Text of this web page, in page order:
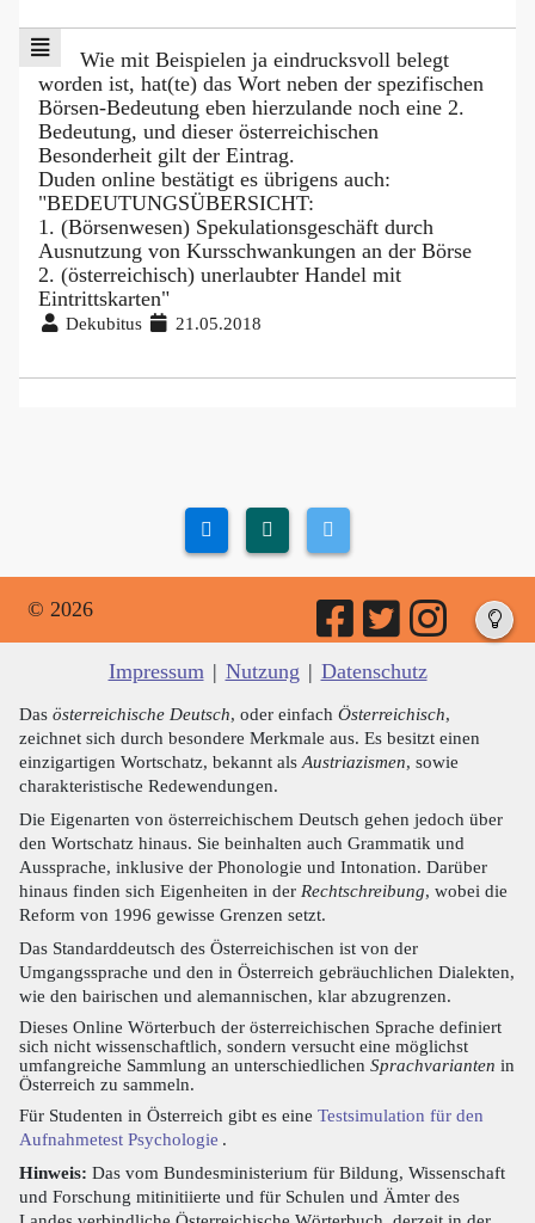
Wie mit Beispielen ja eindrucksvoll belegt
worden ist, hat(te) das Wort neben der spezifischen
Börsen-Bedeutung eben hierzulande noch eine 2.
Bedeutung, und dieser österreichischen
Besonderheit gilt der Eintrag.
Duden online bestätigt es übrigens auch:
"BEDEUTUNGSÜBERSICHT:
1. (Börsenwesen) Spekulationsgeschäft durch
Ausnutzung von Kursschwankungen an der Börse
2. (österreichisch) unerlaubter Handel mit
Eintrittskarten"
Dekubitus 21.05.2018
© 2026
Impressum | Nutzung | Datenschutz
Das österreichische Deutsch, oder einfach Österreichisch,
zeichnet sich durch besondere Merkmale aus. Es besitzt einen
einzigartigen Wortschatz, bekannt als Austriazismen, sowie
charakteristische Redewendungen.
Die Eigenarten von österreichischem Deutsch gehen jedoch über
den Wortschatz hinaus. Sie beinhalten auch Grammatik und
Aussprache, inklusive der Phonologie und Intonation. Darüber
hinaus finden sich Eigenheiten in der Rechtschreibung, wobei die
Reform von 1996 gewisse Grenzen setzt.
Das Standarddeutsch des Österreichischen ist von der
Umgangssprache und den in Österreich gebräuchlichen Dialekten,
wie den bairischen und alemannischen, klar abzugrenzen.
Dieses Online Wörterbuch der österreichischen Sprache definiert
sich nicht wissenschaftlich, sondern versucht eine möglichst
umfangreiche Sammlung an unterschiedlichen Sprachvarianten in
Österreich zu sammeln.
Für Studenten in Österreich gibt es eine Testsimulation für den
Aufnahmetest Psychologie .
Hinweis: Das vom Bundesministerium für Bildung, Wissenschaft
und Forschung mitinitiierte und für Schulen und Ämter des